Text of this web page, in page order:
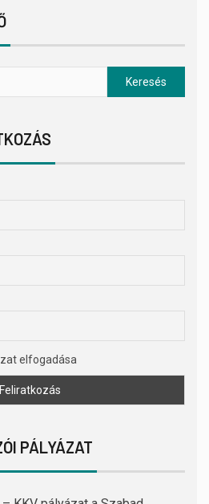
elfogadása
PÁLYÁZAT